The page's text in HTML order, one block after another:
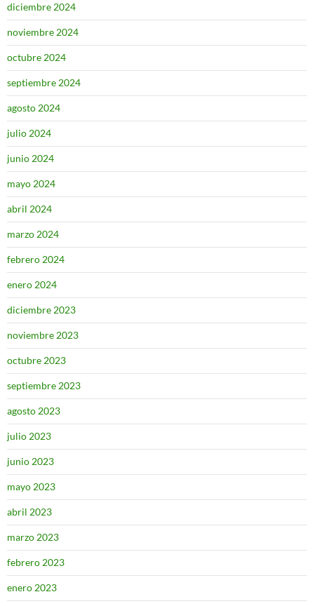
diciembre 2024
noviembre 2024
octubre 2024
septiembre 2024
agosto 2024
julio 2024
junio 2024
mayo 2024
abril 2024
marzo 2024
febrero 2024
enero 2024
diciembre 2023
noviembre 2023
octubre 2023
septiembre 2023
agosto 2023
julio 2023
junio 2023
mayo 2023
abril 2023
marzo 2023
febrero 2023
enero 2023